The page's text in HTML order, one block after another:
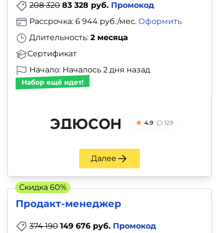
208 320 83 328 руб. Промокод
Длительность: 2 месяца
Сертификат
Рассрочка: 6 944 руб./мес. Оформить
Начало: Началось 2 дня назад
Набор ещё идет!
4.9 129
Далее
Продакт-менеджер
374 190 149 676 руб. Промокод
Скидка 60%
профориентацию